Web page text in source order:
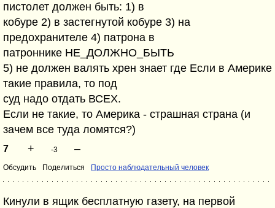
пистолет должен быть: 1) в
кобуре 2) в застегнутой кобуре 3) на
предохранителе 4) патрона в
патроннике НЕ_ДОЛЖНО_БЫТЬ
5) не должен валять хрен знает где Если в Америке
такие правила, то под
суд надо отдать ВСЕХ.
Если не такие, то Америка - страшная страна (и
зачем все туда ломятся?)
7 + -3 –
Обсудить Поделиться Просто наблюдательный человек
Кинули в ящик бесплатную газету, на первой